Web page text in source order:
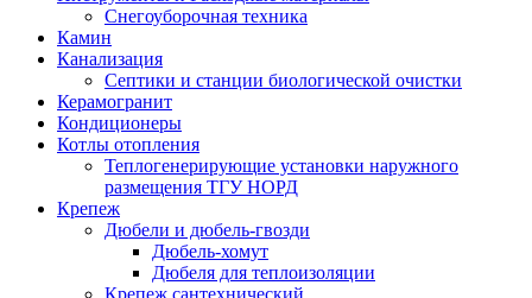
Снегоуборочная техника
Камин
Канализация
Септики и станции биологической очистки
Керамогранит
Кондиционеры
Котлы отопления
Теплогенерирующие установки наружного
размещения ТГУ НОРД
Крепеж
Дюбели и дюбель-гвозди
Дюбель-хомут
Дюбеля для теплоизоляции